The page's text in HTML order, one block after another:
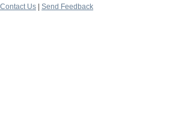
Contact Us
Send Feedback